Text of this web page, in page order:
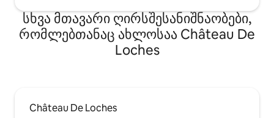
სხვა მთავარი ღირსშესანიშნაობები,
რომლებთანაც ახლოსაა Château De
Loches
Château De Loches